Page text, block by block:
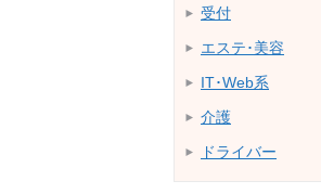
受付
エステ･美容
IT･Web系
介護
ドライバー